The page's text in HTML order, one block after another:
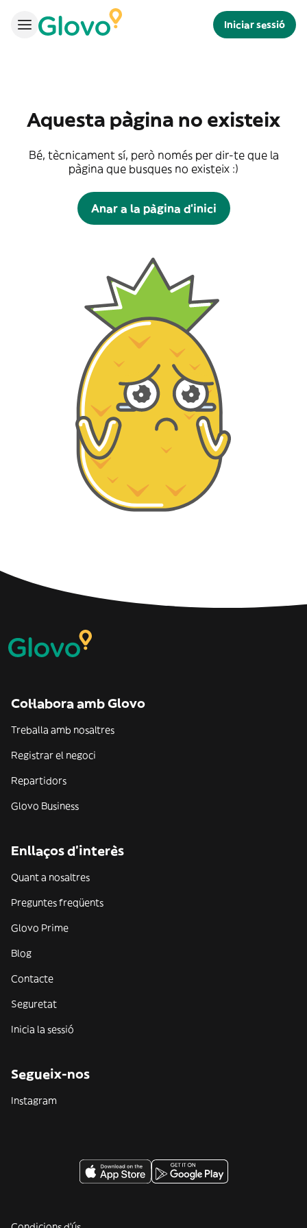
Iniciar sessió
Aquesta pàgina no existeix
Bé, tècnicament sí, però només per dir-te que la
pàgina que busques no existeix :)
Anar a la pàgina d'inici
Col·labora amb Glovo
Treballa amb nosaltres
Registrar el negoci
Repartidors
Glovo Business
Enllaços d'interès
Quant a nosaltres
Preguntes freqüents
Glovo Prime
Blog
Contacte
Seguretat
Inicia la sessió
Segueix-nos
Instagram